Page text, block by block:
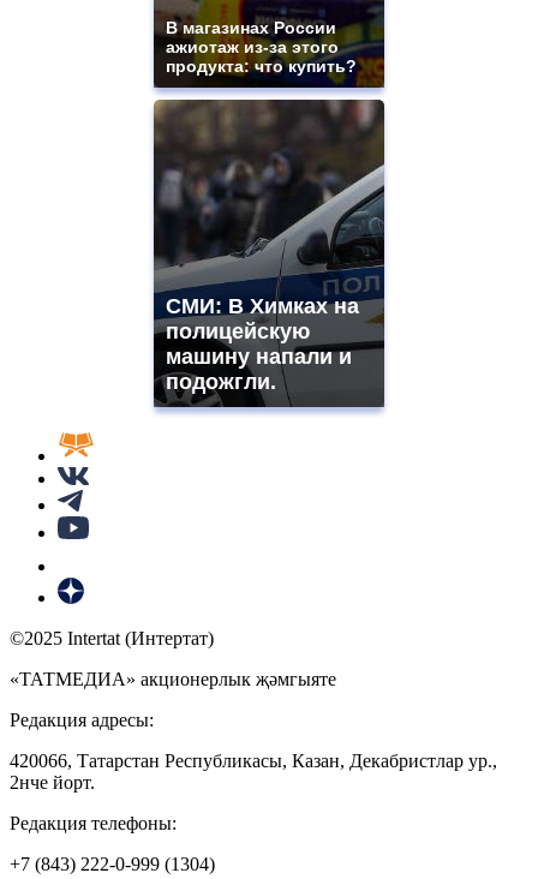
В магазинах России
ажиотаж из-за этого
продукта: что купить?
СМИ: В Химках на
полицейскую
машину напали и
подожгли.
©2025 Intertat (Интертат)
«ТАТМЕДИА» акционерлык җәмгыяте
Редакция адресы:
420066, Татарстан Республикасы, Казан, Декабристлар ур.,
2нче йорт.
Редакция телефоны:
+7 (843) 222-0-999 (1304)